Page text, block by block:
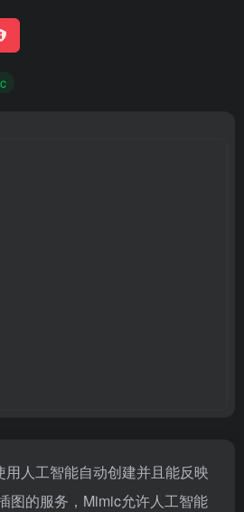
用人工智能自动创建并且能反映
图的服务， Mimic允许人工智能